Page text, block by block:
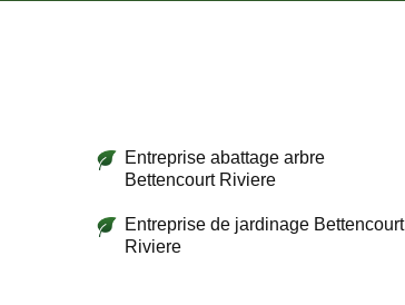
Entreprise abattage arbre
Bettencourt Riviere
Entreprise de jardinage Bettencourt
Riviere